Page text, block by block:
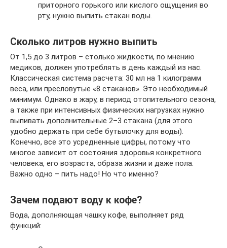
приторного горького или кислого ощущения во
рту, нужно выпить стакан воды.
Сколько литров нужно выпить
От 1,5 до 3 литров – столько жидкости, по мнению
медиков, должен употреблять в день каждый из нас.
Классическая система расчета: 30 мл на 1 килограмм
веса, или пресловутые «8 стаканов». Это необходимый
минимум. Однако в жару, в период отопительного сезона,
а также при интенсивных физических нагрузках нужно
выпивать дополнительные 2–3 стакана (для этого
удобно держать при себе бутылочку для воды).
Конечно, все это усредненные цифры, потому что
многое зависит от состояния здоровья конкретного
человека, его возраста, образа жизни и даже пола.
Важно одно – пить надо! Но что именно?
Зачем подают воду к кофе?
Вода, дополняющая чашку кофе, выполняет ряд
функций: